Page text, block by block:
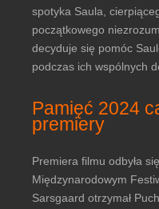
spotyka Saula,
początkowego
decyduje się pomóc
podczas ich wspólnych
Pamięć 2024
premiery
Premiera filmu odbyła
Międzynarodowym
Sarsgaard otrzymał